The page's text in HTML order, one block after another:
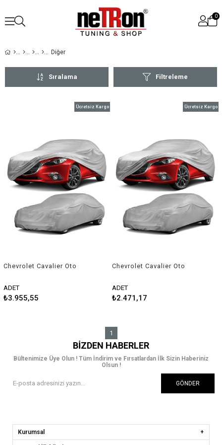
0
Diğer
Filtreleme
Sıralama
Chevrolet Cavalier Oto
ADET
₺3.955,55
Ücretsiz Kargo
Chevrolet Cavalier Oto
ADET
₺2.471,17
Ücretsiz Kargo
1
BIZDEN HABERLER
Bültenimize Üye Olun ! Tüm İndirim ve Fırsatlardan İlk Sizin Haberiniz
Olsun !
GÖNDER
Kurumsal